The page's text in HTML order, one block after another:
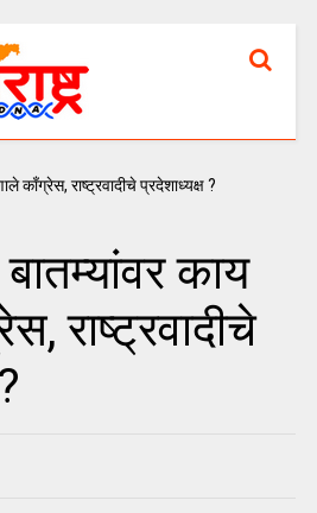
काय
राष्ट्रवादीचे